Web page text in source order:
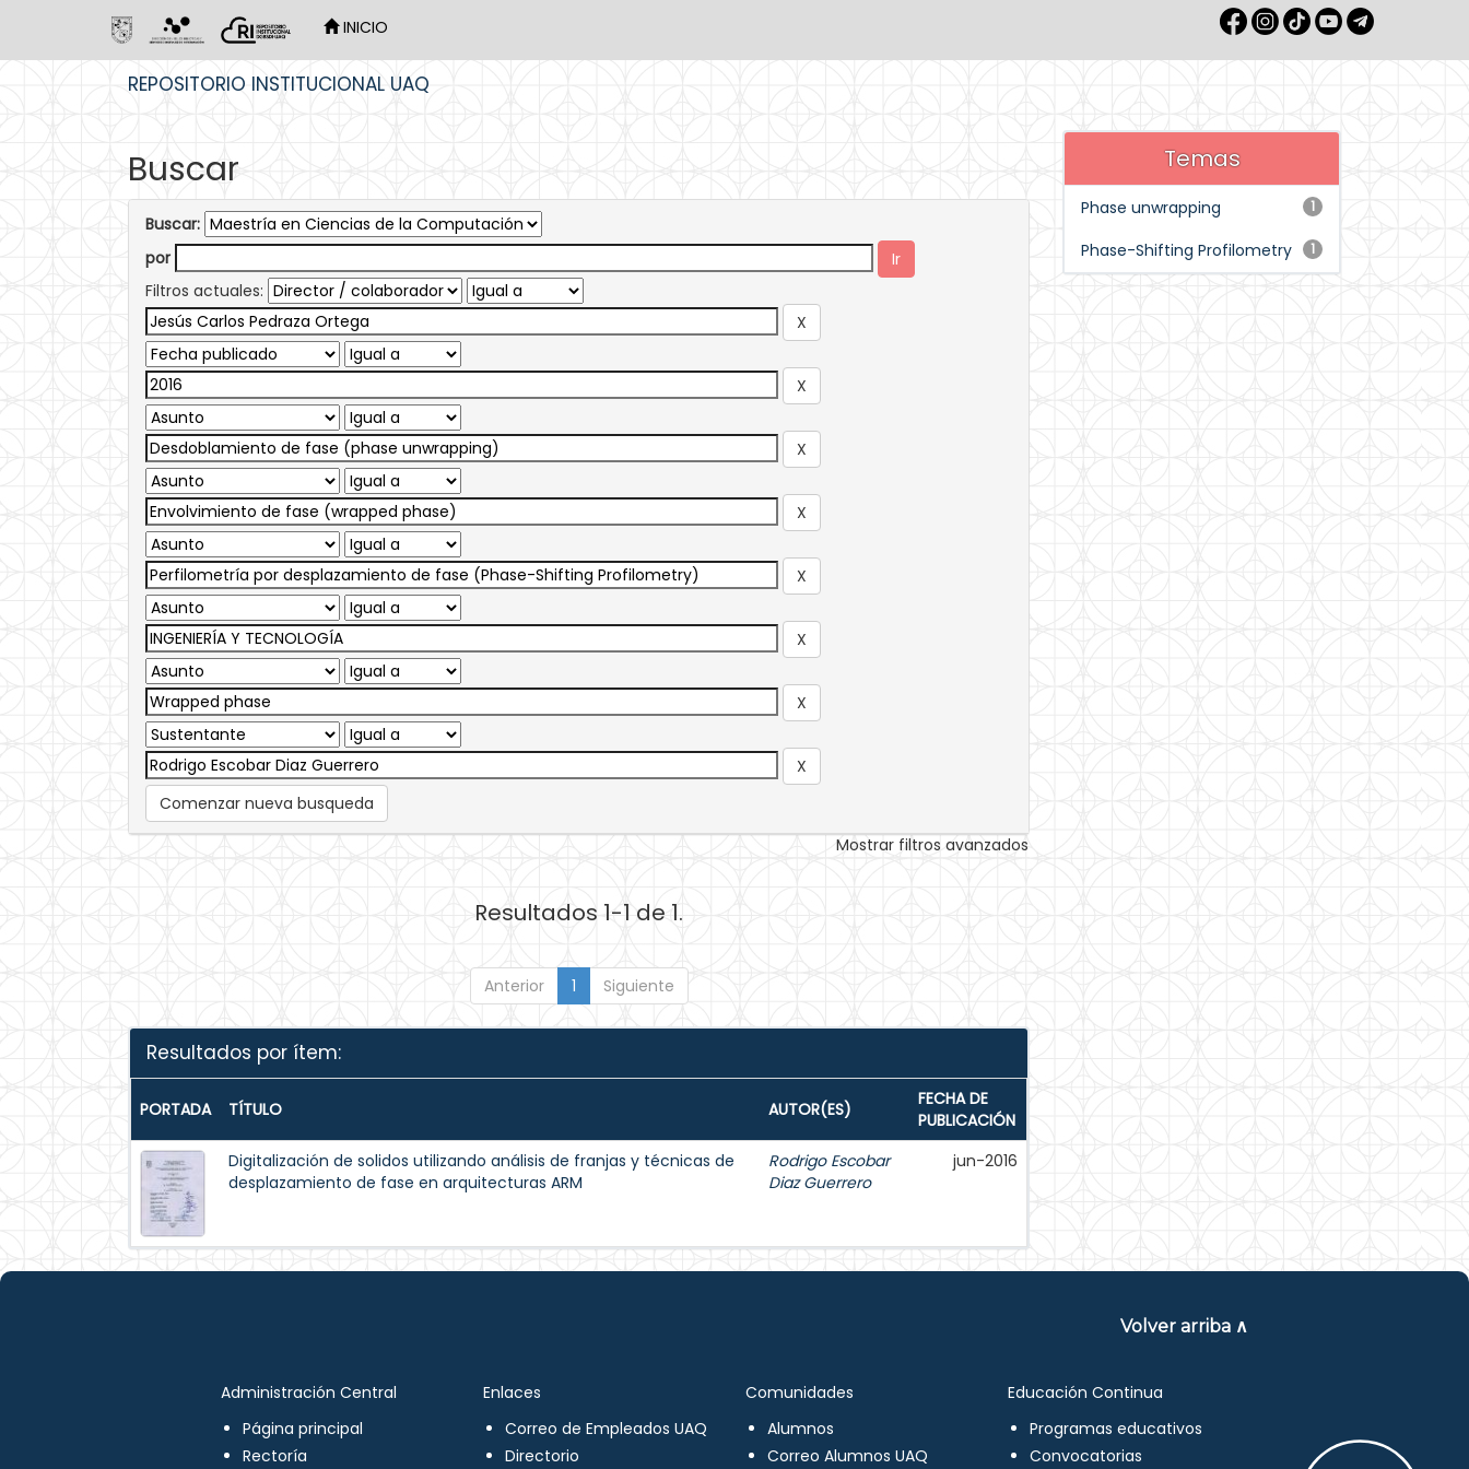
INICIO
REPOSITORIO INSTITUCIONAL UAQ
Buscar
Buscar:
por
Filtros actuales:
Comenzar nueva busqueda
Mostrar filtros avanzados
Resultados 1-1 de 1.
Anterior 1 Siguiente
Resultados por ítem:
PORTADA TÍTULO AUTOR(ES)
FECHA DE
PUBLICACIÓN
Digitalización de solidos utilizando análisis de franjas y técnicas de
desplazamiento de fase en arquitecturas ARM
Rodrigo Escobar
Diaz Guerrero
jun-2016
Temas
1
Phase unwrapping
1
Phase-Shifting Profilometry
Volver arriba ∧
Administración Central
Página principal
Rectoría
Enlaces
Correo de Empleados UAQ
Directorio
Comunidades
Alumnos
Correo Alumnos UAQ
Educación Continua
Programas educativos
Convocatorias